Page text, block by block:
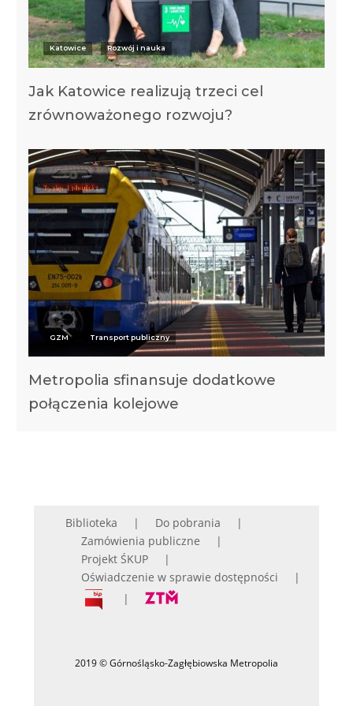
Katowice Rozwój i nauka
Jak Katowice realizują trzeci cel
zrównoważonego rozwoju?
GZM Transport publiczny
Metropolia sfinansuje dodatkowe
połączenia kolejowe
Biblioteka
Do pobrania
Zamówienia publiczne
Projekt ŚKUP
Oświadczenie w sprawie dostępności
2019 © Górnośląsko-Zagłębiowska Metropolia